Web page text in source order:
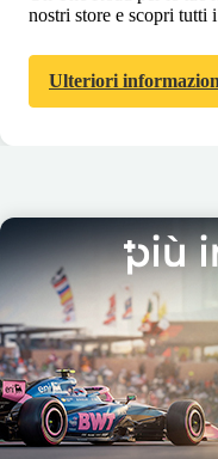
nostri store e scopri tutti
Ulteriori